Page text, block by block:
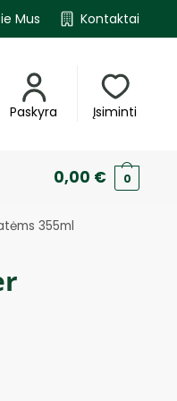
Mus Kontaktai
Paskyra Įsiminti
0,00 € 0
355ml